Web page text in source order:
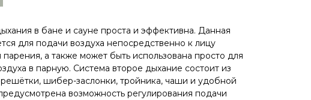
в бане и сауне проста и эффективна. Данная
для подачи воздуха непосредственно к лицу
а также может быть использована просто для
в парную. Система второе дыхание состоит из
шибер-заслонки, тройника, чаши и удобной
возможность регулирования подачи